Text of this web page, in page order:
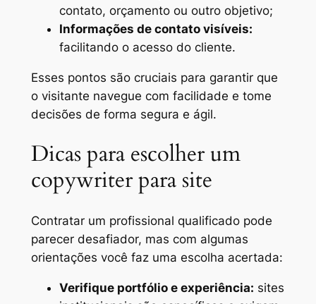
contato, orçamento ou outro objetivo;
Informações de contato visíveis:
facilitando o acesso do cliente.
Esses pontos são cruciais para garantir que
o visitante navegue com facilidade e tome
decisões de forma segura e ágil.
Dicas para escolher um
copywriter para site
Contratar um profissional qualificado pode
parecer desafiador, mas com algumas
orientações você faz uma escolha acertada:
Verifique portfólio e experiência: sites